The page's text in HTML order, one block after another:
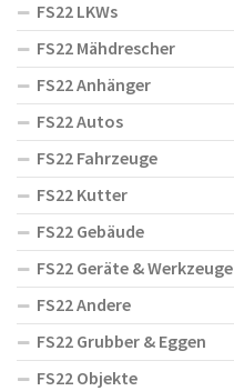
FS22 LKWs
FS22 Mähdrescher
FS22 Anhänger
FS22 Autos
FS22 Fahrzeuge
FS22 Kutter
FS22 Gebäude
FS22 Geräte & Werkzeuge
FS22 Andere
FS22 Grubber & Eggen
FS22 Objekte